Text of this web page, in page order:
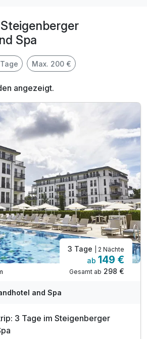
Spa
Max. 200 €
angezeigt.
3 Tage | 2 Nächte
ab 149 €
Gesamt ab 298 €
and Spa
3 Tage im Steigenberger